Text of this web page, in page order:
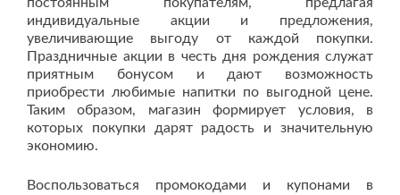
индивидуальные акции и предложения,
увеличивающие выгоду от каждой покупки.
Праздничные акции в честь дня рождения служат
приятным бонусом и дают возможность
приобрести любимые напитки по выгодной цене.
Таким образом, магазин формирует условия, в
которых покупки дарят радость и значительную
экономию.
Воспользоваться промокодами и купонами в